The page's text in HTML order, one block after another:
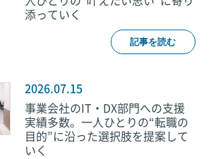
添っていく
記事を読む
2026.07.15
事業会社のIT・DX部門への支援
実績多数。一人ひとりの“転職の
目的”に沿った選択肢を提案して
いく